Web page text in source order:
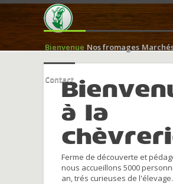
Bienvenue Nos fromages
Contact
à la
Ferme de découverte et
nous accueillons 5000
an, trés curieuses de l'élevage.